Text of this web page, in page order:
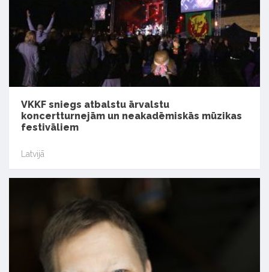
VKKF sniegs atbalstu ārvalstu
koncertturnejām un neakadēmiskās mūzikas
festivāliem
Latvijā